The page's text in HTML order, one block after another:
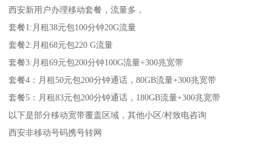
西安新用户办理移动套餐，流量多，
套餐1:月租38元包100分钟20G流量
套餐2:月租68元包220 G流量
套餐3:月租69元包200分钟100G流量+300兆宽带
套餐4：月租50元包200分钟通话，80GB流量+300兆宽带
套餐5：月租83元包200分钟通话，180GB流量+300兆宽带
以下是部分移动宽带覆盖区域，其他小区/村致电咨询
西安非移动号码携号转网